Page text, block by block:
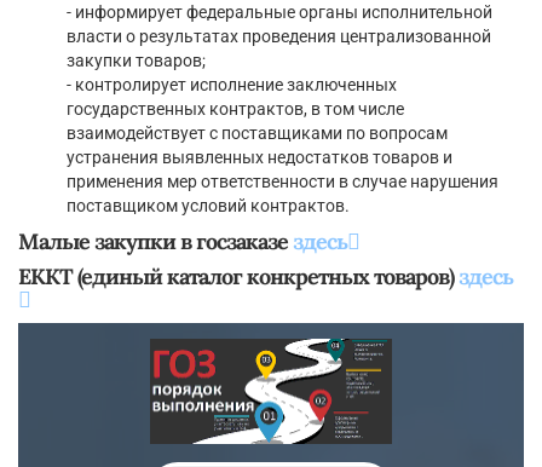
- информирует федеральные органы исполнительной
власти о результатах проведения централизованной
закупки товаров;
- контролирует исполнение заключенных
государственных контрактов, в том числе
взаимодействует с поставщиками по вопросам
устранения выявленных недостатков товаров и
применения мер ответственности в случае нарушения
поставщиком условий контрактов.
Малые закупки в госзаказе здесь
ЕККТ (единый каталог конкретных товаров)здесь